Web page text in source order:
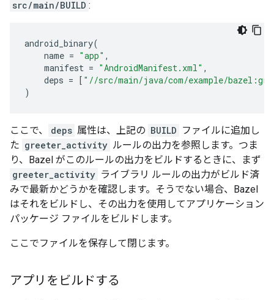
src/main/BUILD :
android_binary(
name = "app" ,
manifest = "AndroidManifest.xml" ,
deps = [ "//src/main/java/com/example/
)
ここで、 deps 属性は、上記の BUILD ファイルに追加し
た greeter_activity ルールの出力を参照します。つま
り、Bazel がこのルールの出力をビルドするときに、まず
greeter_activity ライブラリ ルールの出力がビルド済
みで最新かどうかを確認します。そうでない場合、Bazel
はそれをビルドし、その出力を使用してアプリケーション
パッケージ ファイルをビルドします。
ここでファイルを保存して閉じます。
アプリをビルドする